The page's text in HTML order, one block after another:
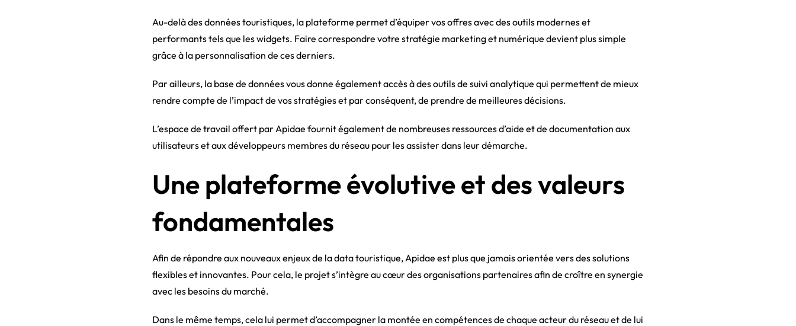
Au-delà des données touristiques, la plateforme permet d’équiper vos offres avec des outils modernes et
performants tels que les widgets. Faire correspondre votre stratégie marketing et numérique devient plus simple
grâce à la personnalisation de ces derniers.
Par ailleurs, la base de données vous donne également accès à des outils de suivi analytique qui permettent de mieux
rendre compte de l’impact de vos stratégies et par conséquent, de prendre de meilleures décisions.
L’espace de travail offert par Apidae fournit également de nombreuses ressources d’aide et de documentation aux
utilisateurs et aux développeurs membres du réseau pour les assister dans leur démarche.
Une plateforme évolutive et des valeurs
fondamentales
Afin de répondre aux nouveaux enjeux de la data touristique, Apidae est plus que jamais orientée vers des solutions
flexibles et innovantes. Pour cela, le projet s’intègre au cœur des organisations partenaires afin de croître en synergie
avec les besoins du marché.
Dans le même temps, cela lui permet d’accompagner la montée en compétences de chaque acteur du réseau et de lui